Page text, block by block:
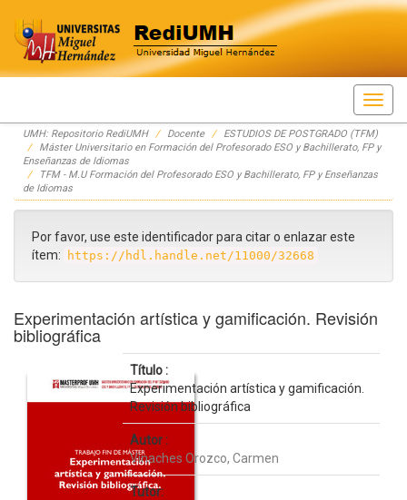
Skip
navigation
UMH: Repositorio RediUMH Docente
ESTUDIOS DE POSTGRADO (TFM)
Máster Universitario en Formación del Profesorado ESO y Bachillerato, FP y
Enseñanzas de Idiomas
TFM - M.U Formación del Profesorado ESO y Bachillerato, FP y Enseñanzas
de Idiomas
Por favor, use este identificador para citar o enlazar este
ítem:
https://hdl.handle.net/11000/32668
Experimentación artística y gamificación. Revisión
bibliográfica
Título :
Experimentación artística y gamificación.
Revisión bibliográfica
Autor :
Vinaches Orozco, Carmen
Tutor: